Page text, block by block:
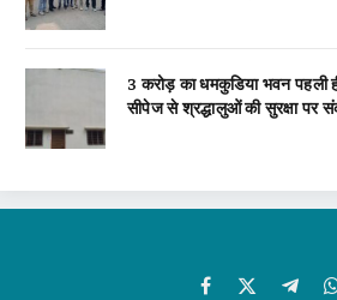
3 करोड़ का धमकुडिया भवन पहली
सीपेज से श्रद्धालुओं की सुरक्षा पर